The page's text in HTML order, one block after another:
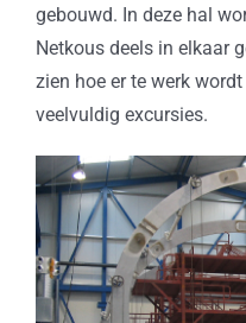
gebouwd. In deze hal
Netkous deels in elkaar
zien hoe er te werk
veelvuldig excursies.